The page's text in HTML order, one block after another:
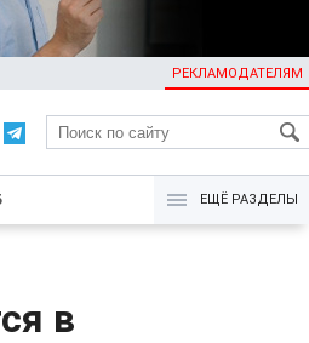
РЕКЛАМОДАТЕЛЯМ
KG
ЕЩЁ РАЗДЕЛЫ
в